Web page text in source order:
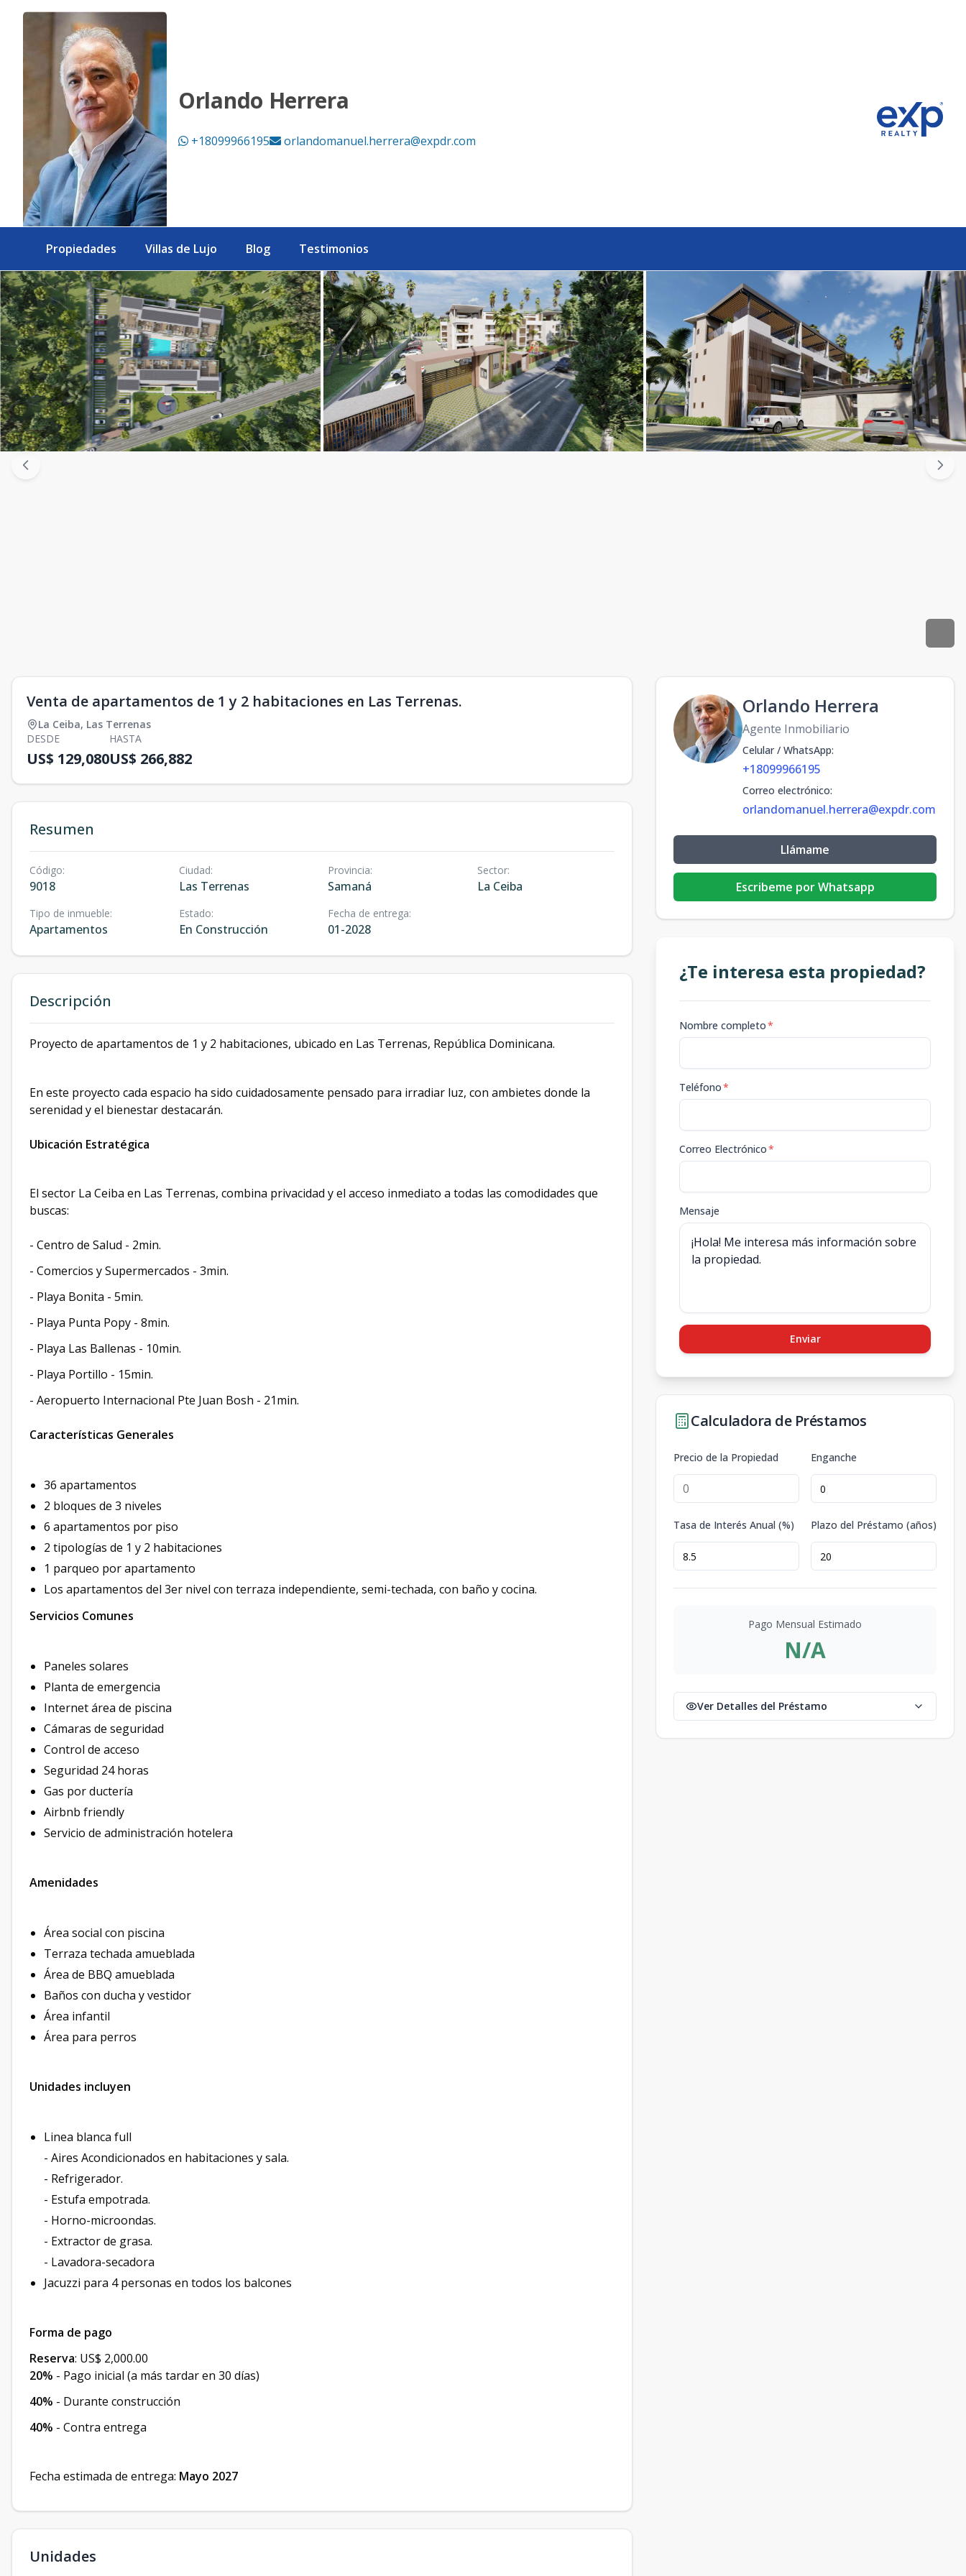
Orlando Herrera
+18099966195 orlandomanuel.herrera@expdr.com
Propiedades Villas de Lujo Blog Testimonios
Venta de apartamentos de 1 y 2 habitaciones en Las Terrenas.
La Ceiba, Las Terrenas
DESDE
US$ 129,080
HASTA
US$ 266,882
Resumen
Código:
9018
Ciudad:
Las Terrenas
Provincia:
Samaná
Sector:
La Ceiba
Tipo de inmueble:
Apartamentos
Estado:
En Construcción
Fecha de entrega:
01-2028
Descripción
Proyecto de apartamentos de 1 y 2 habitaciones, ubicado en Las Terrenas, República Dominicana.
En este proyecto cada espacio ha sido cuidadosamente pensado para irradiar luz, con ambietes donde la
serenidad y el bienestar destacarán.
Ubicación Estratégica
El sector La Ceiba en Las Terrenas, combina privacidad y el acceso inmediato a todas las comodidades que
buscas:
- Centro de Salud - 2min.
- Comercios y Supermercados - 3min.
- Playa Bonita - 5min.
- Playa Punta Popy - 8min.
- Playa Las Ballenas - 10min.
- Playa Portillo - 15min.
- Aeropuerto Internacional Pte Juan Bosh - 21min.
Características Generales
36 apartamentos
2 bloques de 3 niveles
6 apartamentos por piso
2 tipologías de 1 y 2 habitaciones
1 parqueo por apartamento
Los apartamentos del 3er nivel con terraza independiente, semi-techada, con baño y cocina.
Servicios Comunes
Paneles solares
Planta de emergencia
Internet área de piscina
Cámaras de seguridad
Control de acceso
Seguridad 24 horas
Gas por ductería
Airbnb friendly
Servicio de administración hotelera
Amenidades
Área social con piscina
Terraza techada amueblada
Área de BBQ amueblada
Baños con ducha y vestidor
Área infantil
Área para perros
Unidades incluyen
Linea blanca full
- Aires Acondicionados en habitaciones y sala.
- Refrigerador.
- Estufa empotrada.
- Horno-microondas.
- Extractor de grasa.
- Lavadora-secadora
Jacuzzi para 4 personas en todos los balcones
Forma de pago
Reserva: US$ 2,000.00
20% - Pago inicial (a más tardar en 30 días)
40% - Durante construcción
40% - Contra entrega
Fecha estimada de entrega: Mayo 2027
Unidades
Orlando Herrera
Agente Inmobiliario
Celular / WhatsApp:
+18099966195
Correo electrónico:
orlandomanuel.herrera@expdr.com
Llámame
Escribeme por Whatsapp
¿Te interesa esta propiedad?
Nombre completo*
Teléfono*
Correo Electrónico*
Mensaje
Enviar
Calculadora de Préstamos
Precio de la Propiedad Enganche
Tasa de Interés Anual (%) Plazo del Préstamo (años)
Pago Mensual Estimado
N/A
Ver Detalles del Préstamo
Venta de apartamentos de 1 y 2 habitaciones en Las Terrenas. - eXp Realty República Dominicana